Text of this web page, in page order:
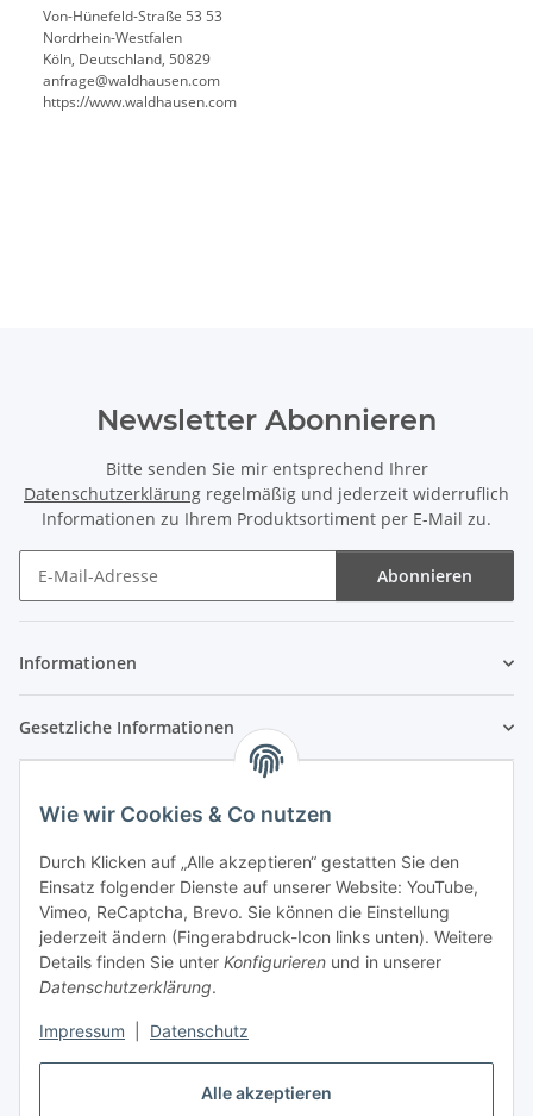
Alle akzeptieren
Wie wir Cookies & Co nutzen
Durch Klicken auf „Alle akzeptieren“ gestatten Sie den
Einsatz folgender Dienste auf unserer Website: YouTube,
Vimeo, ReCaptcha, Brevo. Sie können die Einstellung
jederzeit ändern (Fingerabdruck-Icon links unten). Weitere
Details finden Sie unter Konfigurieren und in unserer
Datenschutzerklärung.
Impressum Datenschutz
Von-Hünefeld-Straße 53 53
Nordrhein-Westfalen
Köln, Deutschland, 50829
anfrage@waldhausen.com
https://www.waldhausen.com
Newsletter Abonnieren
Bitte senden Sie mir entsprechend Ihrer
Datenschutzerklärung regelmäßig und jederzeit widerruflich
Informationen zu Ihrem Produktsortiment per E-Mail zu.
Abonnieren
Informationen
Gesetzliche Informationen
Vertrag widerrufen